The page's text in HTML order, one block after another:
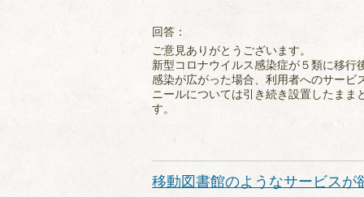
回答：
ご意見ありがとうございます。
新型コロナウイルス感染症が５類に移
感染が広がった場合、利用者へのサービ
ニールについては引き続き設置したま
す。
移動図書館のようなサービスが